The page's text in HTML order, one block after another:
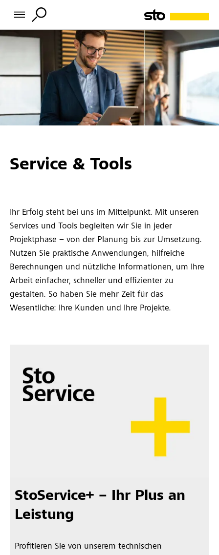
Service & Tools
Ihr Erfolg steht bei uns im Mittelpunkt. Mit unseren
Services und Tools begleiten wir Sie in jeder
Projektphase – von der Planung bis zur Umsetzung.
Nutzen Sie praktische Anwendungen, hilfreiche
Berechnungen und nützliche Informationen, um Ihre
Arbeit einfacher, schneller und effizienter zu
gestalten. So haben Sie mehr Zeit für das
Wesentliche: Ihre Kunden und Ihre Projekte.
StoService+ – Ihr Plus an
Leistung
Profitieren Sie von unserem technischen